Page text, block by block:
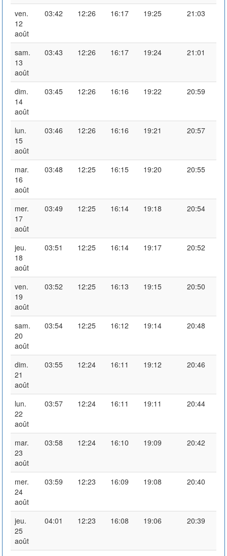
ven.
12
août
03:42 12:26 16:17 19:25 21:03
sam.
13
août
03:43 12:26 16:17 19:24 21:01
dim.
14
août
03:45 12:26 16:16 19:22 20:59
lun.
15
août
03:46 12:26 16:16 19:21 20:57
mar.
16
août
03:48 12:25 16:15 19:20 20:55
mer.
17
août
03:49 12:25 16:14 19:18 20:54
jeu.
18
août
03:51 12:25 16:14 19:17 20:52
ven.
19
août
03:52 12:25 16:13 19:15 20:50
sam.
20
août
03:54 12:25 16:12 19:14 20:48
dim.
21
août
03:55 12:24 16:11 19:12 20:46
lun.
22
août
03:57 12:24 16:11 19:11 20:44
mar.
23
août
03:58 12:24 16:10 19:09 20:42
mer.
24
août
03:59 12:23 16:09 19:08 20:40
jeu.
25
août
04:01 12:23 16:08 19:06 20:39